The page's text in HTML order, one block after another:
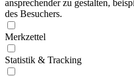
ansprechender zu gestalten,
des Besuchers.
Merkzettel
Statistik & Tracking